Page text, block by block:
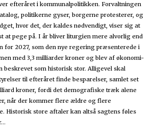
efteråret i kommunalpolitikken. Forvaltningen
politikerne gyser, borgerne protesterer, og
hvor det, der kaldes nødvendigt, viser sig at
at pege på. I år bliver liturgien mere alvorlig end
for 2027, som den nye regering præsenterede i
med 3,3 milliarder kroner og blev af økonomi-
beskrevet som historisk stor. Alligevel skal
til efteråret finde besparelser, samlet set
kroner, fordi det demografiske træk alene
når der kommer flere ældre og flere
Historisk store aftaler kan altså sagtens føles